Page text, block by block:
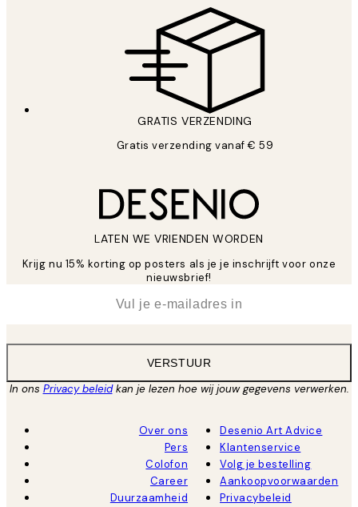
GRATIS VERZENDING
Gratis verzending vanaf € 59
LATEN WE VRIENDEN WORDEN
Krijg nu 15% korting op posters als je je inschrijft voor onze
nieuwsbrief!
VERSTUUR
In ons Privacy beleidkan je lezen hoe wij jouw gegevens verwerken.
Over ons
Pers
Colofon
Career
Duurzaamheid
Desenio Art Advice
Klantenservice
Volg je bestelling
Aankoopvoorwaarden
Privacybeleid